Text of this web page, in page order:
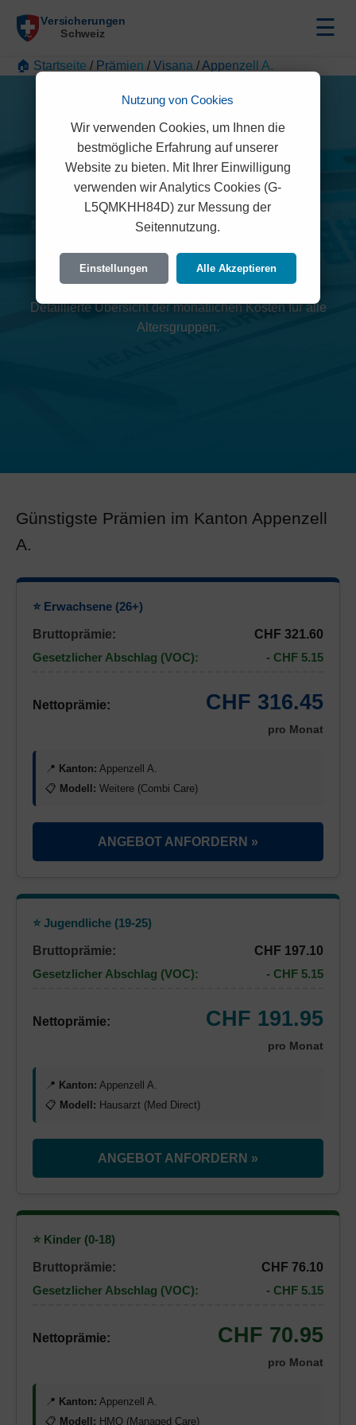
☰
🏠 Startseite / Prämien / Visana /Appenzell A.
Visana Prämien 2026
(Appenzell A.)
Detaillierte Übersicht der monatlichen Kosten für alle
Altersgruppen.
Günstigste Prämien im Kanton Appenzell
A.
⭐ Erwachsene (26+)
Bruttoprämie:
CHF 321.60
Gesetzlicher Abschlag (VOC):
- CHF 5.15
Nettoprämie: CHF 316.45
pro Monat
📍 Kanton: Appenzell A.
📋 Modell: Weitere (Combi Care)
ANGEBOT ANFORDERN »
⭐ Jugendliche (19-25)
Bruttoprämie:
CHF 197.10
Gesetzlicher Abschlag (VOC):
- CHF 5.15
Nettoprämie: CHF 191.95
pro Monat
📍 Kanton: Appenzell A.
📋 Modell: Hausarzt (Med Direct)
ANGEBOT ANFORDERN »
⭐ Kinder (0-18)
Bruttoprämie:
CHF 76.10
Gesetzlicher Abschlag (VOC):
- CHF 5.15
Nettoprämie: CHF 70.95
pro Monat
📍 Kanton: Appenzell A.
📋 Modell: HMO (Managed Care)
Nutzung von Cookies
Wir verwenden Cookies, um Ihnen die
bestmögliche Erfahrung auf unserer
Website zu bieten. Mit Ihrer Einwilligung
verwenden wir Analytics Cookies (G-
L5QMKHH84D) zur Messung der
Seitennutzung.
Einstellungen Alle Akzeptieren